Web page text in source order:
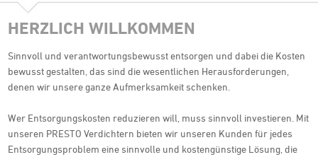
HERZLICH WILLKOMMEN
Sinnvoll und verantwortungsbewusst entsorgen und dabei die Kosten
bewusst gestalten, das sind die wesentlichen Herausforderungen,
denen wir unsere ganze Aufmerksamkeit schenken.
Wer Entsorgungskosten reduzieren will, muss sinnvoll investieren. Mit
unseren PRESTO Verdichtern bieten wir unseren Kunden für jedes
Entsorgungsproblem eine sinnvolle und kostengünstige Lösung, die